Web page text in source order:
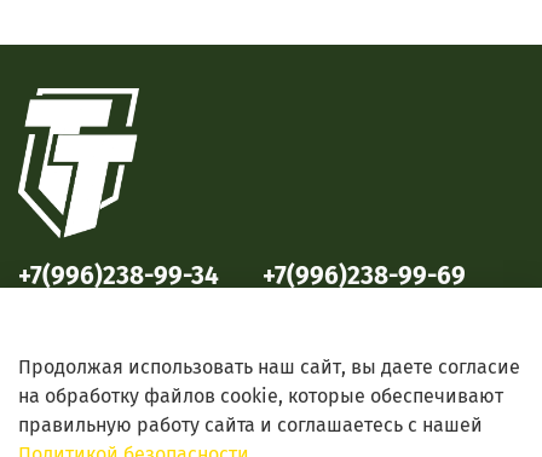
+7(996)238-99-34 +7(996)238-99-69
Продолжая использовать наш сайт, вы даете согласие
на обработку файлов cookie, которые обеспечивают
правильную работу сайта и соглашаетесь с нашей